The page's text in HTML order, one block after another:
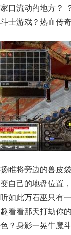
口流动的地方？
士游戏？热血传
睢将旁边的兽皮
自己的地盘位
如此万石巫只有
看看那天打劫你
？身影一晃牛魔